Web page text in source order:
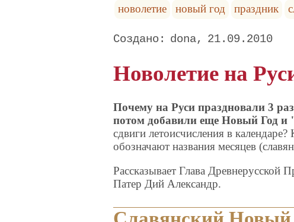
новолетие
новый год праздник
dona 21.09.2010
Новолетие на
Почему на Руси праздновали 3
потом добавили еще Новый Год
сдвиги летоисчисления в
обозначают названия месяцев
Рассказывает Глава Древнерусской
Патер Дий Александр.